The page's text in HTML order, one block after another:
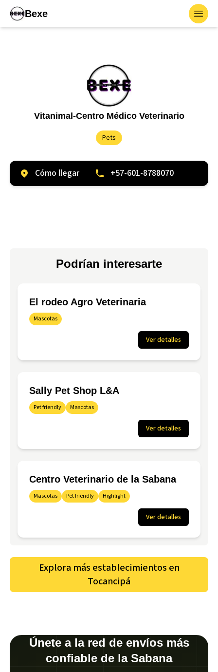
Bexe
Vitanimal-Centro Médico Veterinario
Pets
Cómo llegar +57-601-8788070
Podrían interesarte
El rodeo Agro Veterinaria
Mascotas
Ver detalles
Sally Pet Shop L&A
Pet friendly Mascotas
Ver detalles
Centro Veterinario de la Sabana
Mascotas Pet friendly Highlight
Ver detalles
Explora más establecimientos en
Tocancipá
Únete a la red de envíos más
confiable de la Sabana